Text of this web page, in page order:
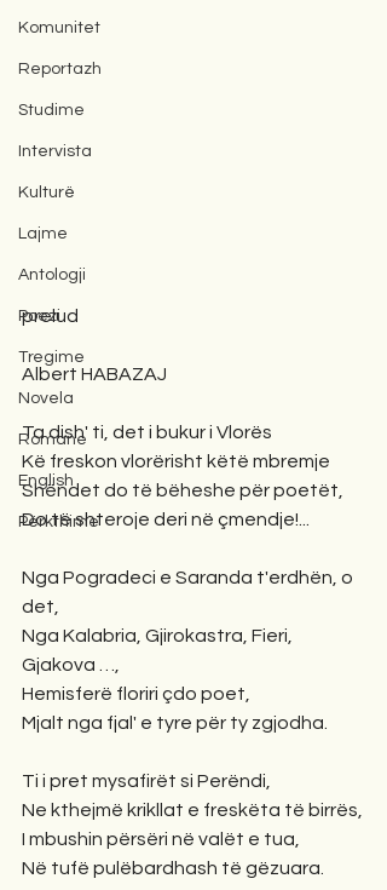
Komunitet
Reportazh
Studime
Intervista
Kulturë
Lajme
Antologji
Poezi
Tregime
Novela
Romane
English
Përkthime
prelud
Albert HABAZAJ
Ta dish' ti, det i bukur i Vlorës
Kë freskon vlorërisht këtë mbremje
Shëndet do të bëheshe për poetët,
Do të shteroje deri në çmendje!...
Nga Pogradeci e Saranda t'erdhën, o
det,
Nga Kalabria, Gjirokastra, Fieri,
Gjakova …,
Hemisferë floriri çdo poet,
Mjalt nga fjal' e tyre për ty zgjodha.
Ti i pret mysafirët si Perëndi,
Ne kthejmë krikllat e freskëta të birrës,
I mbushin përsëri në valët e tua,
Në tufë pulëbardhash të gëzuara.